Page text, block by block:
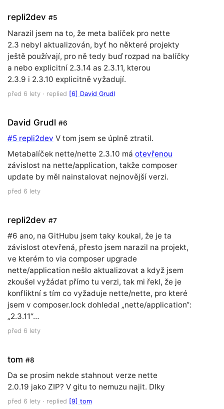
repli2dev #5
Narazil jsem na to, že meta balíček pro nette
2.3 nebyl aktualizován, byť ho některé projekty
ještě používají, pro ně tedy buď rozpad na balíčky
a nebo explicitní 2.3.14 as 2.3.11, kterou
2.3.9 i 2.3.10 explicitně vyžadují.
před 6 lety · replied [6] David Grudl
David Grudl #6
#5 repli2dev V tom jsem se úplně ztratil.
Metabalíček nette/nette 2.3.10 má otevřenou
závislost na nette/application, takže composer
update by měl nainstalovat nejnovější verzi.
před 6 lety
repli2dev #7
#6 ano, na GitHubu jsem taky koukal, že je ta
závislost otevřená, přesto jsem narazil na projekt,
ve kterém to via composer upgrade
nette/application nešlo aktualizovat a když jsem
zkoušel vyžádat přímo tu verzi, tak mi řekl, že je
konfliktní s tím co vyžaduje nette/nette, pro které
jsem v composer.lock dohledal „nette/application“:
„2.3.11“…
před 6 lety
tom #8
Da se prosim nekde stahnout verze nette
2.0.19 jako ZIP? V gitu to nemuzu najit. DIky
před 6 lety · replied [9] tom